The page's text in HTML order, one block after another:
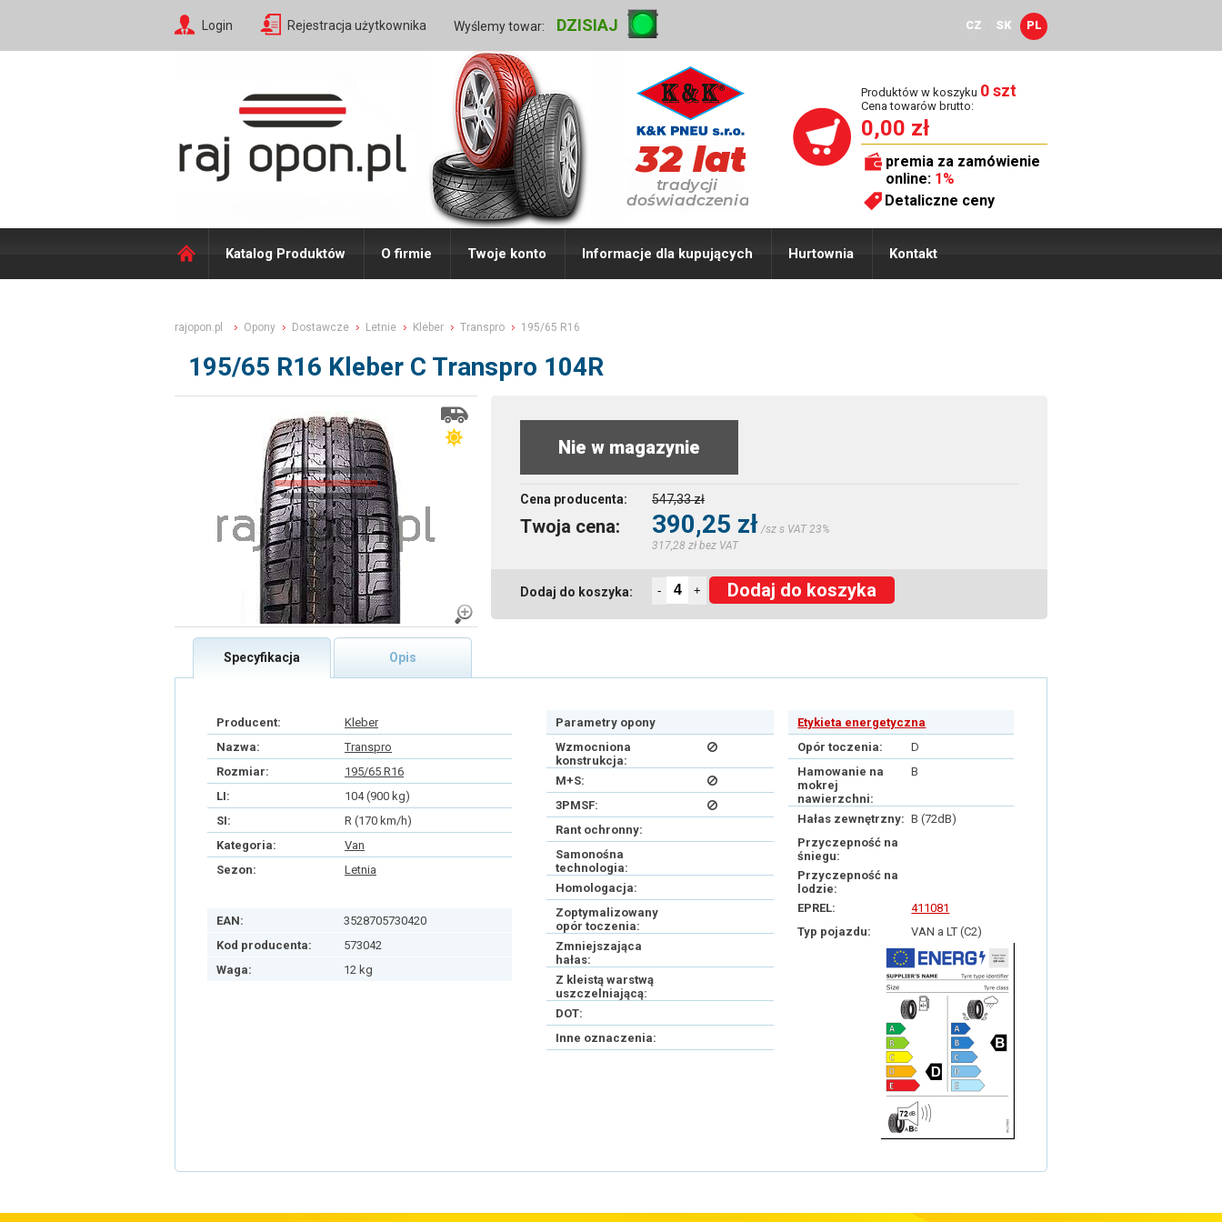
Login Rejestracja użytkownika Wyślemy towar: DZISIAJ CZ SK PL
Produktów w koszyku 0 szt
Cena towarów brutto:
0,00 zł
premia za zamówienie
online: 1%
Detaliczne ceny
Katalog Produktów O firmie Twoje konto Informacje dla kupujących Hurtownia Kontakt
rajopon.pl Opony Dostawcze Letnie Kleber Transpro 195/65 R16
195/65 R16 Kleber C Transpro 104R
Nie w magazynie
Cena producenta: 547,33 zł
Twoja cena: 390,25 zł /sz s VAT 23%
317,28 zł bez VAT
Dodaj do koszyka: - + Dodaj do koszyka
Specyfikacja Opis
Producent:
Kleber
Nazwa:
Transpro
Rozmiar:
195/65 R16
LI:
104 (900 kg)
SI:
R (170 km/h)
Kategoria:
Van
Sezon:
Letnia
EAN:
3528705730420
Kod producenta:
573042
Waga:
12 kg
Parametry opony
Wzmocniona
konstrukcja:
M+S:
3PMSF:
Rant ochronny:
Samonośna
technologia:
Homologacja:
Zoptymalizowany
opór toczenia:
Zmniejszająca
hałas:
Z kleistą warstwą
uszczelniającą:
DOT:
Inne oznaczenia:
Etykieta energetyczna
Opór toczenia:
D
Hamowanie na
mokrej
nawierzchni:
B
Hałas zewnętrzny: B (72dB)
Przyczepność na
śniegu:
Przyczepność na
lodzie:
EPREL:
411081
Typ pojazdu:
VAN a LT (C2)